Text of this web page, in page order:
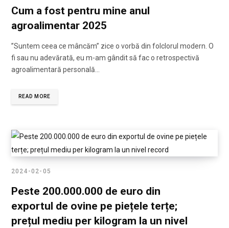
Cum a fost pentru mine anul
agroalimentar 2025
”Suntem ceea ce mâncăm” zice o vorbă din folclorul modern. O
fi sau nu adevărată, eu m-am gândit să fac o retrospectivă
agroalimentară personală…
READ MORE
2024-02-05
Peste 200.000.000 de euro din
exportul de ovine pe piețele terțe;
prețul mediu per kilogram la un nivel